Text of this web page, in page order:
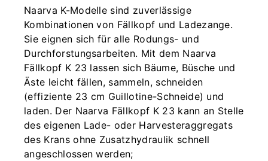
Naarva K-Modelle sind zuverlässige
Kombinationen von Fällkopf und Ladezange.
Sie eignen sich für alle Rodungs- und
Durchforstungsarbeiten. Mit dem Naarva
Fällkopf K 23 lassen sich Bäume, Büsche und
Äste leicht fällen, sammeln, schneiden
(effiziente 23 cm Guillotine-Schneide) und
laden. Der Naarva Fällkopf K 23 kann an Stelle
des eigenen Lade- oder Harvesteraggregats
des Krans ohne Zusatzhydraulik schnell
angeschlossen werden;